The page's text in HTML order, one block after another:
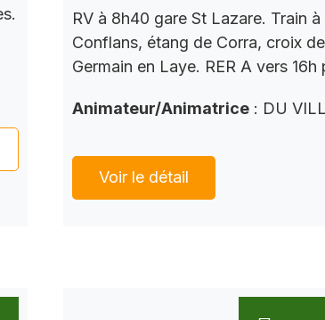
RV à 8h40 gare St Lazare. Train
Conflans, étang de Corra, croix
Germain en Laye. RER A vers
Animateur/Animatrice : DU
Voir le détail